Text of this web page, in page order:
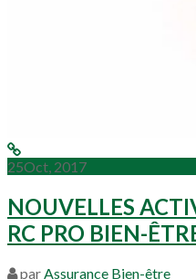
25Oct, 2017
NOUVELLES
RC PRO BIEN-
par Assurance Bien-être